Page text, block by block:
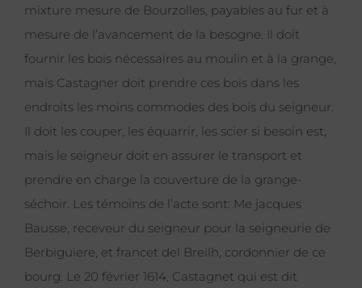
mixture mesure de Bourzolles, payables au fur et à
mesure de l’avancement de la besogne. Il doit
fournir les bois nécessaires au moulin et à la grange,
mais Castagner doit prendre ces bois dans les
endroits les moins commodes des bois du seigneur.
Il doit les couper, les équarrir, les scier si besoin est,
mais le seigneur doit en assurer le transport et
prendre en charge la couverture de la grange-
séchoir. Les témoins de l’acte sont: Me jacques
Bausse, receveur du seigneur pour la seigneurie de
Berbiguiere, et francet del Breilh, cordonnier de ce
bourg. Le 20 février 1614, Castagnet qui est dit